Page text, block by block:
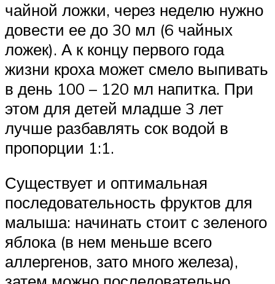
чайной ложки, через неделю нужно
довести ее до 30 мл (6 чайных
ложек). А к концу первого года
жизни кроха может смело выпивать
в день 100 – 120 мл напитка. При
этом для детей младше 3 лет
лучше разбавлять сок водой в
пропорции 1:1.
Существует и оптимальная
последовательность фруктов для
малыша: начинать стоит с зеленого
яблока (в нем меньше всего
аллергенов, зато много железа),